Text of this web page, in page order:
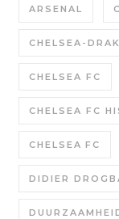
ARSENAL
CHELSEA-
CHELSEA FC
CHELSEA FC
CHELSEA FC
DIDIER